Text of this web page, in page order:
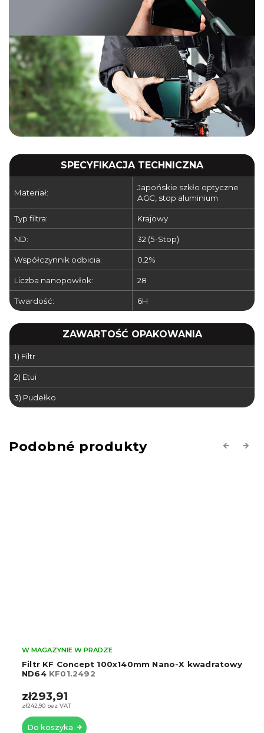
SPECYFIKACJA TECHNICZNA
Materiał:
Japońskie szkło optyczne
AGC, stop aluminium
Typ filtra: Krajowy
ND: 32 (5-Stop)
Współczynnik odbicia: 0.2%
Liczba nanopowłok: 28
Twardość: 6H
ZAWARTOŚĆ OPAKOWANIA
1) Filtr
2) Etui
3) Pudełko
Previous
Filtr KF Concept 100x140mm Nano-X kwadratowy
ND64 KF01.2492
W MAGAZYNIE W PRADZE
zł242,90 bez VAT
zł293,91
Do koszyka
Next